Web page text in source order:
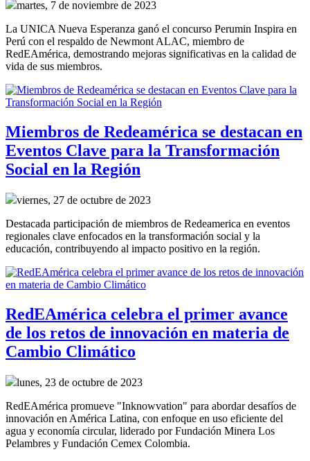
martes, 7 de noviembre de 2023
La UNICA Nueva Esperanza ganó el concurso Perumin Inspira en
Perú con el respaldo de Newmont ALAC, miembro de
RedEAmérica, demostrando mejoras significativas en la calidad de
vida de sus miembros.
Miembros de Redeamérica se destacan en
Eventos Clave para la Transformación
Social en la Región
viernes, 27 de octubre de 2023
Destacada participación de miembros de Redeamerica en eventos
regionales clave enfocados en la transformación social y la
educación, contribuyendo al impacto positivo en la región.
RedEAmérica celebra el primer avance
de los retos de innovación en materia de
Cambio Climático
lunes, 23 de octubre de 2023
RedEAmérica promueve "Inknowvation" para abordar desafíos de
innovación en América Latina, con enfoque en uso eficiente del
agua y economía circular, liderado por Fundación Minera Los
Pelambres y Fundación Cemex Colombia.